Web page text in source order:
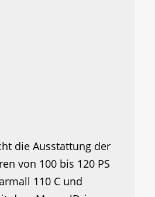
die Ausstattung der
von 100 bis 120 PS
110 C und